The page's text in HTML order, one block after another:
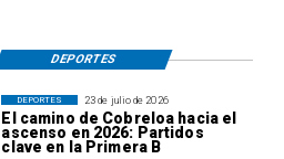
23 de julio de 2026
El camino de Cobreloa hacia el
ascenso en 2026: Partidos
clave en la Primera B
DEPORTES
DEPORTES